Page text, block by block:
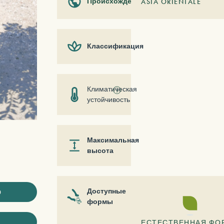
Классификация
Климатическая
устойчивость
ⓘ
Максимальная
высота
Доступные
формы